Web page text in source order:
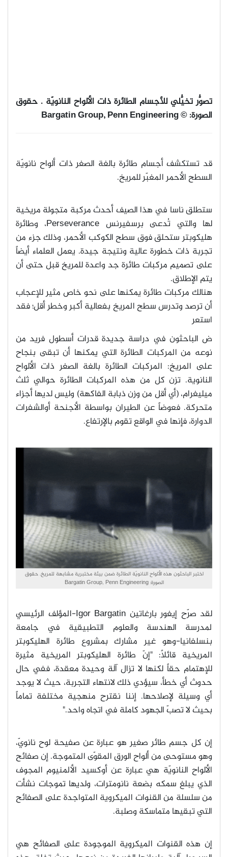
تصوُّر تخيُّلي للأجسام الطائرة ذات الألواح النانويّة . حقوق
الصورة: © Bargatin Group, Penn Engineering
قد تستكشف أجسام طائرة بالغة الصغر ذات ألواح نانويّة
السطح الأحمر المغبّر للمريخ.
ستطلق ناسا في هذا الصيف أحدث مركبة متجولة مريخية
لها والتي تُدعى برسفيرنس
، وطائرة
هليكوبتر ستحلق فوق سطح الكوكب الأحمر، وذلك جزء من
تجربة ذات خطورة عالية ونتيجة جيدة. يعمل العلماء أيضاً
على تصميم مركبات طائرة جد واعدة للمريخ قبل حتى أن
يتم الإطلاق.
هنالك مركبات طائرة يمكنها على نحو خاص مثير للإعجاب
أن ترصد وتدرس سطح المريخ بفعالية أكبر وخطر أقل؛ فقد
استعر
ض الباحثون في دراسة جديدة قدرات أسطول فريد من
نوعه من المركبات الطائرة التي يمكنها أن تبقى بنجاح
على المريخ: المركبات الطائرة بالغة الصغر ذات الألواح
النانوية. تزن كل من هذه المركبات الطائرة حوالي ثلث
ميليغرام، (أي أقل من وزن ذبابة الفاكهة) وليس لديها أجزاء
متحركة. فعوضاً عن الطيران بواسطة الأجنحة أوالشفرات
الدوارة، فإنها في الواقع تقوم بالإرتفاع.
اختبر الباحثون هذه الألواح النانويّة الطائرة ضمن بيئة مختبرية مشابهة للمريخ. حقوق
الصورة: Bargatin Group, Penn Engineering
لقد صرّح إيغور بارغاتين
المؤلف الرئيسي
لمدرسة الهندسة والعلوم التطبيقية في جامعة
بنسلفانيا-وهو غير مشارك بمشروع طائرة الهليكوبتر
المريخية قائلاً: "إنّ طائرة الهليكوبتر المريخية مثيرة
للإهتمام حقاً لكنها لا تزال آلة وحيدة معقدة، ففي حال
حدوث أي خطأ، سيؤدي ذلك لانتهاء التجربة، حيث لا يوجد
أي وسيلة لإصلاحها. إننا نقترح منهجية مختلفة تماماً
بحيث لا تصبّ الجهود كاملة في اتجاه واحد."
إن كل جسم طائر صغير هو عبارة عن صفيحة لوح نانويّ،
وهو مستوحى من ألواح الورق المقوّى المتموجة. إن صفائح
الألواح النانويّة هي عبارة عن أوكسيد الألمنيوم المجوف
الذي يبلغ سمكه بضعة نانومترات، ولديها تموجات نشأت
من سلسلة من القنوات الميكروية المتواجدة على الصفائح
التي تبقيها متماسكة وصلبة.
إن هذه القنوات الميكروية الموجودة على الصفائح هي